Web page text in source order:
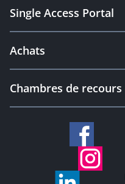
Single Access Portal
Achats
Chambres de recours